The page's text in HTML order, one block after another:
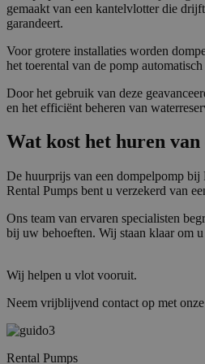
gemaakt van een kantelvlotter die
garandeert.
Voor grotere installaties worden
het toerental van de pomp
Door het gebruik van deze
en het efficiënt beheren van
Wat kost het huren
De huurprijs van een dompelpomp bij
Rental Pumps bent u verzekerd van
Ons team van ervaren specialisten
bij uw behoeften. Wij staan klaar om
Wij helpen u vlot vooruit.
Neem vrijblijvend contact op met
Rental Pumps